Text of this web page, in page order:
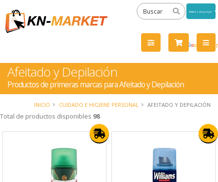
by
Afeitado y Depilación
Productos de primeras marcas para Afeitado y Depilación
INICIO CUIDADO E HIGIENE PERSONAL AFEITADO Y DEPILACIÓN
Total de productos disponibles 98